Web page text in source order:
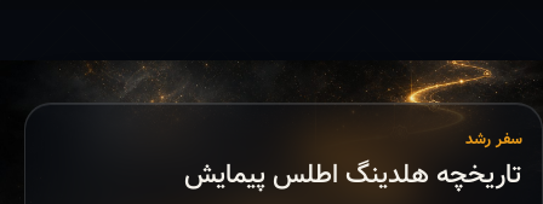
سفر رشد
تاریخچه هلدینگ اطلس پیمایش